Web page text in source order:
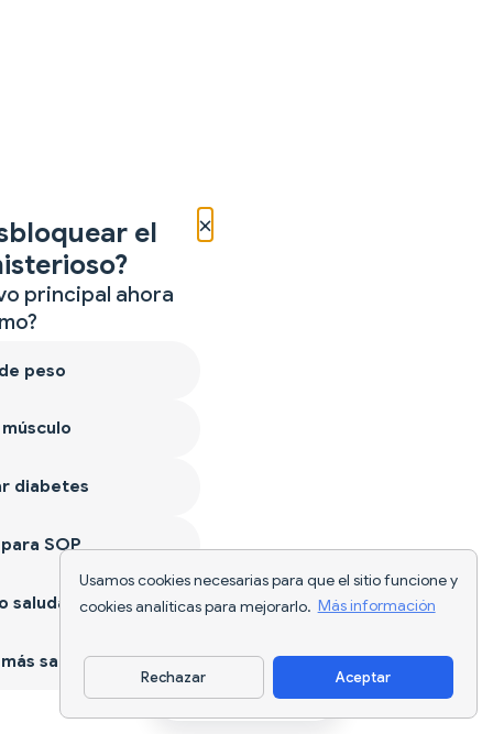
Usamos cookies necesarias para que el sitio funcione y
cookies analíticas para mejorarlo. Más información
Rechazar Aceptar
Descargar app
×
el
principal ahora
peso
diabetes
SOP
saludable
sano